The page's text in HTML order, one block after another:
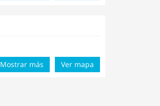
Ver mapa
Mostrar más